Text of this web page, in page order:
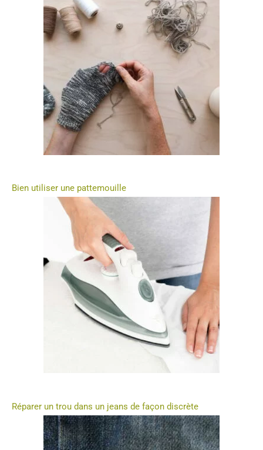
Bien utiliser une pattemouille
Réparer un trou dans un jeans de façon discrète